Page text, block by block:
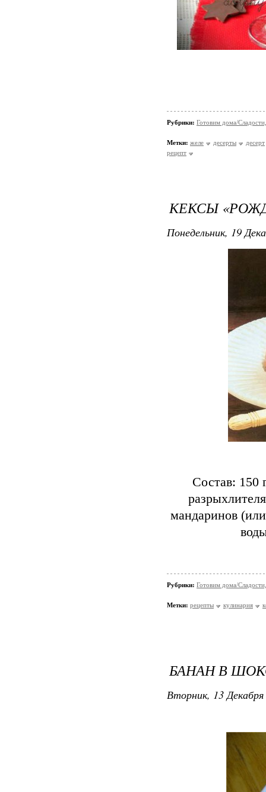
Рубрики: Готовим дома/
Метки: желе десерты
десерт
рецепт
КЕКСЫ
Понедельник, 19
Состав: 150
мандаринов
Рубрики: Готовим дома/
Метки: рецепты кулинария
БАНАН В
Вторник, 13